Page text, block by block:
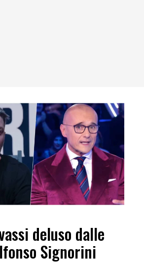
deluso dalle
Signorini